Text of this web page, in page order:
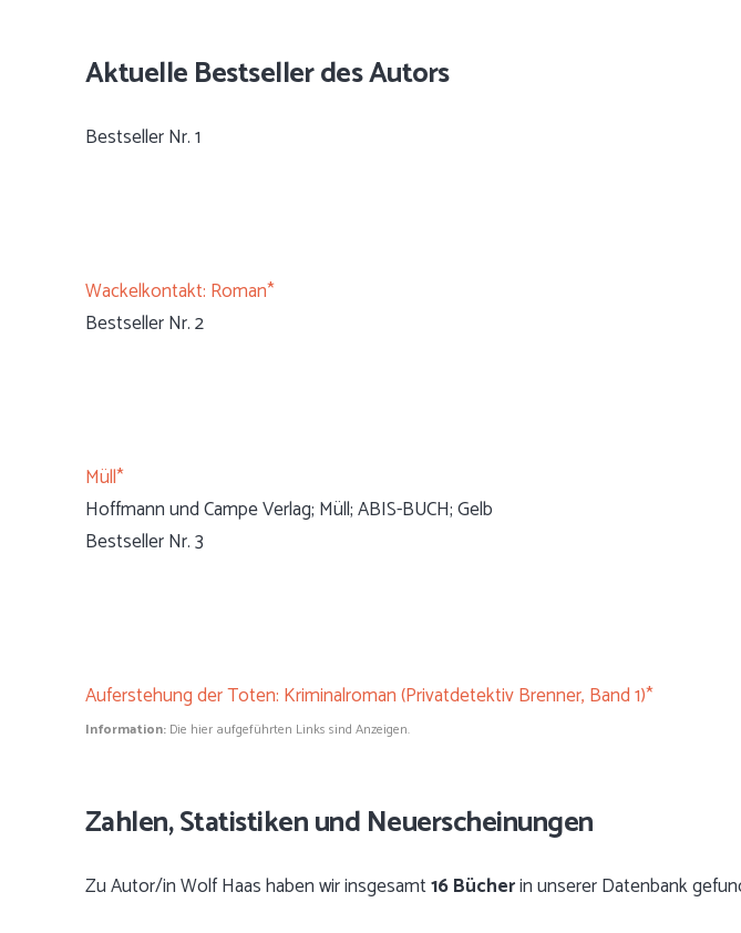
Aktuelle Bestseller des Autors
Bestseller Nr. 1
Wackelkontakt: Roman*
Bestseller Nr. 2
Müll*
Hoffmann und Campe Verlag; Müll; ABIS-BUCH; Gelb
Bestseller Nr. 3
Auferstehung der Toten: Kriminalroman (Privatdetektiv Brenner, Band 1)*
Information: Die hier aufgeführten Links sind Anzeigen.
Zahlen, Statistiken und Neuerscheinungen
Zu Autor/in Wolf Haas haben wir insgesamt16 Bücherin unserer Datenbank